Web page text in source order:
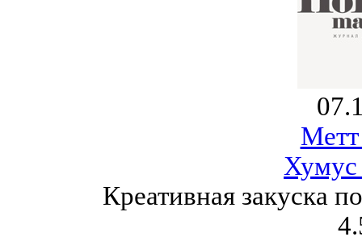
Хумус
Креативная закуска